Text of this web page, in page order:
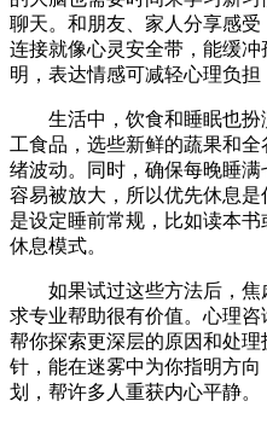
聊天。和朋友、家人分享感
连接就像心灵安全带，能缓
明，表达情感可减轻心理负担
生活中，饮食和睡眠也扮
工食品，选些新鲜的蔬果和
绪波动。同时，确保每晚睡
容易被放大，所以优先休息
是设定睡前常规，比如读本
休息模式。
如果试过这些方法后，焦
求专业帮助很有价值。心理咨
帮你探索更深层的原因和处
针，能在迷雾中为你指明方
划，帮许多人重获内心平静。